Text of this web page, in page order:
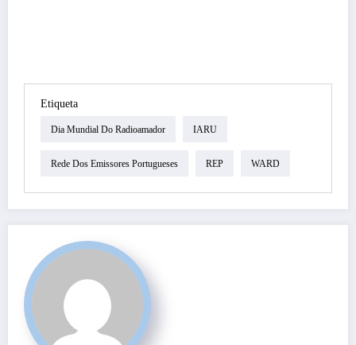
Etiqueta
Dia Mundial Do Radioamador IARU
Rede Dos Emissores Portugueses REP WARD